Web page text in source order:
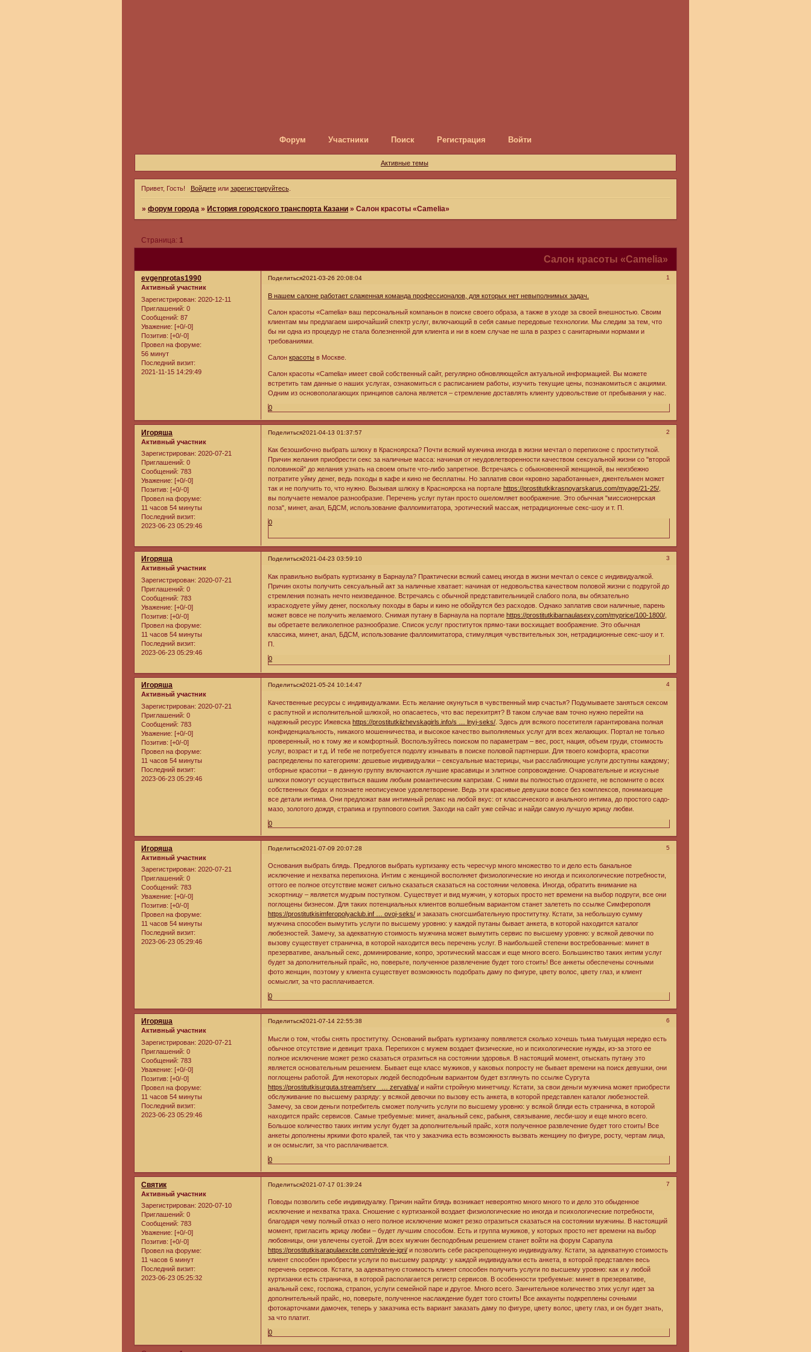
Форум Участники Поиск Регистрация Войти
Активные темы
Привет, Гость! Войдитеили зарегистрируйтесь.
»форум города » История городского транспорта Казани »Салон красоты «Сamelia»
Салон красоты «Сamelia»
Страница: 1
Поделиться 1
2021-03-26 20:08:04
evgenprotas1990
Активный участник
Зарегистрирован: 2020-12-11
Приглашений: 0
Сообщений: 87
Уважение: [+0/-0]
Позитив: [+0/-0]
Провел на форуме:
56 минут
Последний визит:
2021-11-15 14:29:49
В нашем салоне работает слаженная команда профессионалов, для которых нет невыполнимых задач.
Салон красоты «Сamelia» ваш персональный компаньон в поиске своего образа, а также в уходе за своей внешностью. Своим
клиентам мы предлагаем широчайший спектр услуг, включающий в себя самые передовые технологии. Мы следим за тем, что
бы ни одна из процедур не стала болезненной для клиента и ни в коем случае не шла в разрез с санитарными нормами и
требованиями.
Салонкрасоты в Москве.
Салон красоты «Сamelia» имеет свой собственный сайт, регулярно обновляющейся актуальной информацией. Вы можете
встретить там данные о наших услугах, ознакомиться с расписанием работы, изучить текущие цены, познакомиться с акциями.
Одним из основополагающих принципов салона является – стремление доставлять клиенту удовольствие от пребывания у нас.
0
Поделиться 2
2021-04-13 01:37:57
Игоряша
Активный участник
Зарегистрирован: 2020-07-21
Приглашений: 0
Сообщений: 783
Уважение: [+0/-0]
Позитив: [+0/-0]
Провел на форуме:
11 часов 54 минуты
Последний визит:
2023-06-23 05:29:46
Как безошибочно выбрать шлюху в Красноярска? Почти всякий мужчина иногда в жизни мечтал о перепихоне с проституткой.
Причин желания приобрести секс за наличные масса: начиная от неудовлетворенности качеством сексуальной жизни со "второй
половинкой" до желания узнать на своем опыте что-либо запретное. Встречаясь с обыкновенной женщиной, вы неизбежно
потратите уйму денег, ведь походы в кафе и кино не бесплатны. Но заплатив свои «кровно заработанные», джентельмен может
так и не получить то, что нужно. Вызывая шлюху в Красноярска на портале https://prostitutkikrasnoyarskarus.com/myage/21-25/
вы получаете немалое разнообразие. Перечень услуг путан просто ошеломляет воображение. Это обычная "миссионерская
поза", минет, анал, БДСМ, использование фаллоимитатора, эротический массаж, нетрадиционные секс-шоу и т. П.
0
Поделиться 3
2021-04-23 03:59:10
Игоряша
Активный участник
Зарегистрирован: 2020-07-21
Приглашений: 0
Сообщений: 783
Уважение: [+0/-0]
Позитив: [+0/-0]
Провел на форуме:
11 часов 54 минуты
Последний визит:
2023-06-23 05:29:46
Как правильно выбрать куртизанку в Барнаула? Практически всякий самец иногда в жизни мечтал о сексе с индивидуалкой.
Причин охоты получить сексуальный акт за наличные хватает: начиная от недовольства качеством половой жизни с подругой до
стремления познать нечто неизведанное. Встречаясь с обычной представительницей слабого пола, вы обязательно
израсходуете уйму денег, поскольку походы в бары и кино не обойдутся без расходов. Однако заплатив свои наличные, парень
может вовсе не получить желаемого. Снимая путану в Барнаула на порталеhttps://prostitutkibarnaulasexy.com/myprice/100-1800/
вы обретаете великолепное разнообразие. Список услуг проституток прямо-таки восхищает воображение. Это обычная
классика, минет, анал, БДСМ, использование фаллоимитатора, стимуляция чувствительных зон, нетрадиционные секс-шоу и т.
П.
0
Поделиться 4
2021-05-24 10:14:47
Игоряша
Активный участник
Зарегистрирован: 2020-07-21
Приглашений: 0
Сообщений: 783
Уважение: [+0/-0]
Позитив: [+0/-0]
Провел на форуме:
11 часов 54 минуты
Последний визит:
2023-06-23 05:29:46
Качественные ресурсы с индивидуалками. Есть желание окунуться в чувственный мир счастья? Подумываете заняться сексом
с распутной и исполнительной шлюхой, но опасаетесь, что вас перехитрят? В таком случае вам точно нужно перейти на
надежный ресурс Ижевскаhttps://prostitutkiizhevskagirls.info/s … lnyj-seks/ . Здесь для всякого посетителя гарантирована полная
конфиденциальность, никакого мошенничества, и высокое качество выполняемых услуг для всех желающих. Портал не только
проверенный, но к тому же и комфортный. Воспользуйтесь поиском по параметрам – вес, рост, нация, объем груди, стоимость
услуг, возраст и т.д. И тебе не потребуется подолгу изнывать в поиске половой партнерши. Для твоего комфорта, красотки
распределены по категориям: дешевые индивидуалки – сексуальные мастерицы, чьи расслабляющие услуги доступны каждому;
отборные красотки – в данную группу включаются лучшие красавицы и элитное сопровождение. Очаровательные и искусные
шлюхи помогут осуществиться вашим любым романтическим капризам. С ними вы полностью отдохнете, не вспомните о всех
собственных бедах и познаете неописуемое удовлетворение. Ведь эти красивые девушки вовсе без комплексов, понимающие
все детали интима. Они предложат вам интимный релакс на любой вкус: от классического и анального интима, до простого садо-
мазо, золотого дождя, страпика и группового соития. Заходи на сайт уже сейчас и найди самую лучшую жрицу любви.
0
Поделиться 5
2021-07-09 20:07:28
Игоряша
Активный участник
Зарегистрирован: 2020-07-21
Приглашений: 0
Сообщений: 783
Уважение: [+0/-0]
Позитив: [+0/-0]
Провел на форуме:
11 часов 54 минуты
Последний визит:
2023-06-23 05:29:46
Основания выбрать блядь. Предлогов выбрать куртизанку есть чересчур много множество то и дело есть банальное
исключение и нехватка перепихона. Интим с женщиной восполняет физиологические но иногда и психологические потребности,
оттого ее полное отсутствие может сильно сказаться сказаться на состоянии человека. Иногда, обратить внимание на
эскортницу – является мудрым поступком. Существует и вид мужчин, у которых просто нет времени на выбор подруги, все они
поглощены бизнесом. Для таких потенциальных клиентов волшебным вариантом станет залететь по ссылке Симферополя
https://prostitutkisimferopolyaclub.inf … ovoj-seks/ и заказать сногсшибательную проститутку. Кстати, за небольшую сумму
мужчина способен вымутить услуги по высшему уровню: у каждой путаны бывает анкета, в которой находится каталог
любезностей. Замечу, за адекватную стоимость мужчина может вымутить сервис по высшему уровню: у всякой девочки по
вызову существует страничка, в которой находится весь перечень услуг. В наибольшей степени востребованные: минет в
презервативе, анальный секс, доминирование, копро, эротический массаж и еще много всего. Большинство таких интим услуг
будет за дополнительный прайс, но, поверьте, полученное развлечение будет того стоить! Все анкеты обеспечены сочными
фото женщин, поэтому у клиента существует возможность подобрать даму по фигуре, цвету волос, цвету глаз, и клиент
осмыслит, за что расплачивается.
0
Поделиться 6
2021-07-14 22:55:38
Игоряша
Активный участник
Зарегистрирован: 2020-07-21
Приглашений: 0
Сообщений: 783
Уважение: [+0/-0]
Позитив: [+0/-0]
Провел на форуме:
11 часов 54 минуты
Последний визит:
2023-06-23 05:29:46
Мысли о том, чтобы снять проститутку. Оснований выбрать куртизанку появляется сколько хочешь тьма тьмущая нередко есть
обычное отсутствие и девицит траха. Перепихон с мужем воздает физические, но и психологические нужды, из-за этого ее
полное исключение может резко сказаться отразиться на состоянии здоровья. В настоящий момент, отыскать путану это
является основательным решением. Бывает еще класс мужиков, у каковых попросту не бывает времени на поиск девушки, они
поглощены работой. Для некоторых людей бесподобным вариантом будет взглянуть по ссылке Сургута
https://prostitutkisurguta.stream/serv_ … zervativa/ и найти стройную минетчицу. Кстати, за свои деньги мужчина может приобрести
обслуживание по высшему разряду: у всякой девочки по вызову есть анкета, в которой представлен каталог любезностей.
Замечу, за свои деньги потребитель сможет получить услуги по высшему уровню: у всякой бляди есть страничка, в которой
находится прайс сервисов. Самые требуемые: минет, анальный секс, рабыня, связывание, лесби-шоу и еще много всего.
Большое количество таких интим услуг будет за дополнительный прайс, хотя полученное развлечение будет того стоить! Все
анкеты дополнены яркими фото кралей, так что у заказчика есть возможность вызвать женщину по фигуре, росту, чертам лица,
и он осмыслит, за что расплачивается.
0
Поделиться 7
2021-07-17 01:39:24
Святик
Активный участник
Зарегистрирован: 2020-07-10
Приглашений: 0
Сообщений: 783
Уважение: [+0/-0]
Позитив: [+0/-0]
Провел на форуме:
11 часов 6 минут
Последний визит:
2023-06-23 05:25:32
Поводы позволить себе индивидуалку. Причин найти блядь возникает невероятно много много то и дело это обыденное
исключение и нехватка траха. Сношение с куртизанкой воздает физиологические но иногда и психологические потребности,
благодаря чему полный отказ о него полное исключение может резко отразиться сказаться на состоянии мужчины. В настоящий
момент, пригласить жрицу любви – будет лучшим способом. Есть и группа мужиков, у которых просто нет времени на выбор
любовницы, они увлечены суетой. Для всех мужчин бесподобным решением станет войти на форум Сарапула
https://prostitutkisarapulaexcite.com/rolevie-igri/ и позволить себе раскрепощенную индивидуалку. Кстати, за адекватную стоимость
клиент способен приобрести услуги по высшему разряду: у каждой индивидуалки есть анкета, в которой представлен весь
перечень сервисов. Кстати, за адекватную стоимость клиент способен получить услуги по высшему уровню: как и у любой
куртизанки есть страничка, в которой располагается регистр сервисов. В особенности требуемые: минет в презервативе,
анальный секс, госпожа, страпон, услуги семейной паре и другое. Много всего. Занчительное количество этих услуг идет за
дополнительный прайс, но, поверьте, полученное наслаждение будет того стоить! Все аккаунты подкреплены сочными
фотокарточками дамочек, теперь у заказчика есть вариант заказать даму по фигуре, цвету волос, цвету глаз, и он будет знать,
за что платит.
0